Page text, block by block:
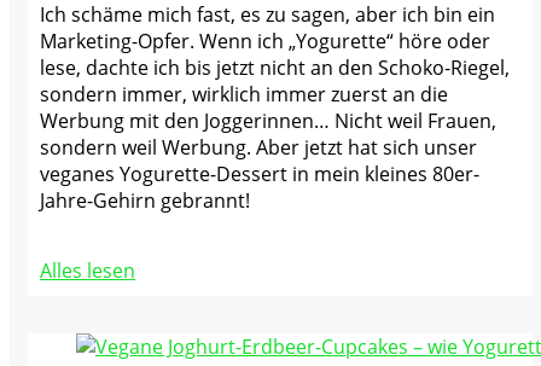
Ich schäme mich fast, es zu sagen, aber ich bin ein
Marketing-Opfer. Wenn ich „Yogurette“ höre oder
lese, dachte ich bis jetzt nicht an den Schoko-Riegel,
sondern immer, wirklich immer zuerst an die
Werbung mit den Joggerinnen… Nicht weil Frauen,
sondern weil Werbung. Aber jetzt hat sich unser
veganes Yogurette-Dessert in mein kleines 80er-
Jahre-Gehirn gebrannt!
Alles lesen